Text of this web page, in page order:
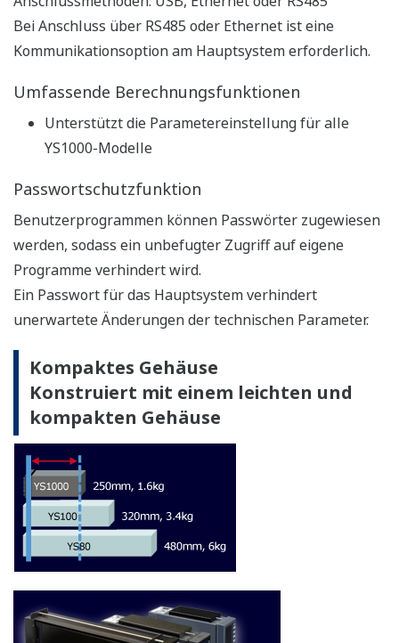
Die Backup-Funktion für den Regelausgang ist
serienmäßig in den Reglern der YS1000-Serie (YS1700
und YS1500) sowie der Handstation für die MV-
Einstellung (YS1360) enthalten.
Duale CPU
Dank der dualen Prozessorkonstruktion (Haupt-
und Display-Prozessor) bleibt die manuelle
Regelungsfunktion und Anzeige auch dann
erhalten, wenn Unregelmäßigkeiten an einem
Prozessor auftreten. Wenn die
Selbstdiagnosefunktion des Reglers einen Ausfall
des Regelschaltkreises erkennt, kann der Regler
den analogen/digitalen Ausgang aussetzen, in den
manuellen Modus wechseln und manuell von dem
Bediener gesteuert werden.